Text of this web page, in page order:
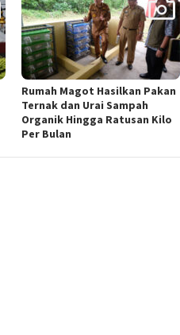
Rumah Magot Hasilkan Pakan
Ternak dan Urai Sampah
Organik Hingga Ratusan Kilo
Per Bulan